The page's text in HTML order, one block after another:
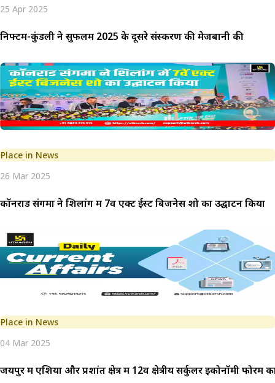
25 Apr 2025
निफ्टम-कुंडली ने सुफलम 2025 के दूसरे संस्करण की मेजबानी की
Place in News
26 Mar 2025
कॉनराड संगमा ने शिलांग में 7वें एक्ट ईस्ट बिजनेस शो का उद्घाटन किया
Place in News
04 Mar 2025
जयपुर में एशिया और प्रशांत क्षेत्र में 12वें क्षेत्रीय सर्कुलर इकोनॉमी